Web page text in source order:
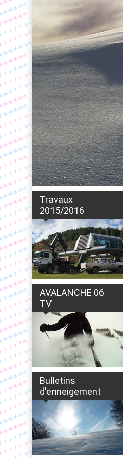
Travaux
2015/2016
AVALANCHE 06
TV
Bulletins
d'enneigement